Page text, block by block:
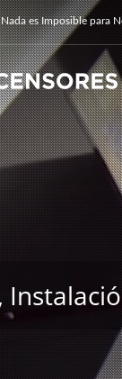
Nada es Imposible para